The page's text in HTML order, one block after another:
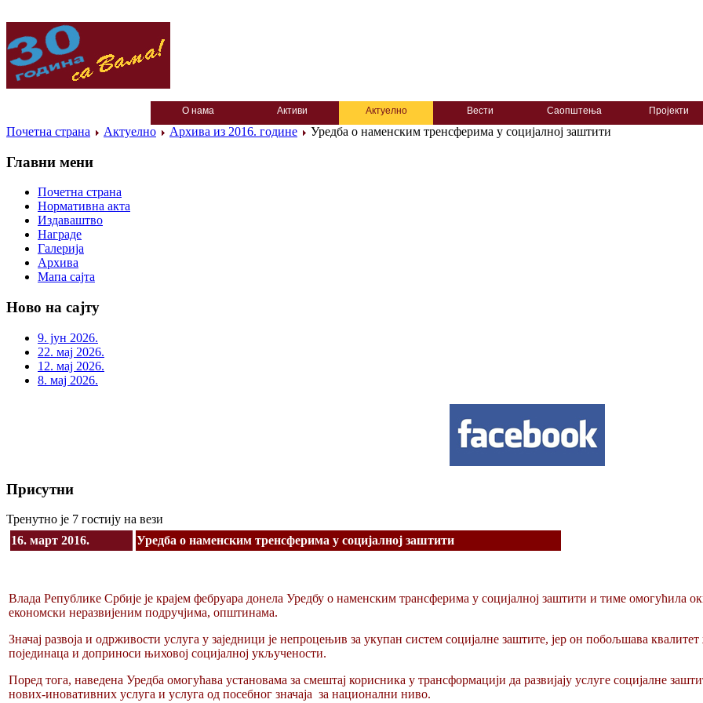
О нама Активи Актуелно Вести Саопштења Пројекти
Почетна страна Актуелно Архива из 2016. године Уредба о наменским тренсферима у социјалној заштити
Главни мени
Почетна страна
Нормативна акта
Издаваштво
Награде
Галерија
Архива
Мапа сајта
Ново на сајту
9. јун 2026.
22. мај 2026.
12. мај 2026.
8. мај 2026.
Присутни
Тренутно је 7 гостију на вези
16. март 2016.
Уредба о наменским тренсферима у социјалној заштити
Влада Републике Србије је крајем фебруара донела Уредбу о наменским трансферима у социјалној заштити и тиме омогућила
економски неразвијеним подручјима, општинама.
Значај развоја и одрживости услуга у заједници је непроцењив за укупан систем социјалне заштите, јер он побољшава
појединаца и доприноси њиховој социјалној укључености.
Поред тога, наведена Уредба омогућава установама за смештај корисника у трансформацији да развијају услуге социјалне
нових-иновативних услуга и услуга од посебног значаја за национални ниво.